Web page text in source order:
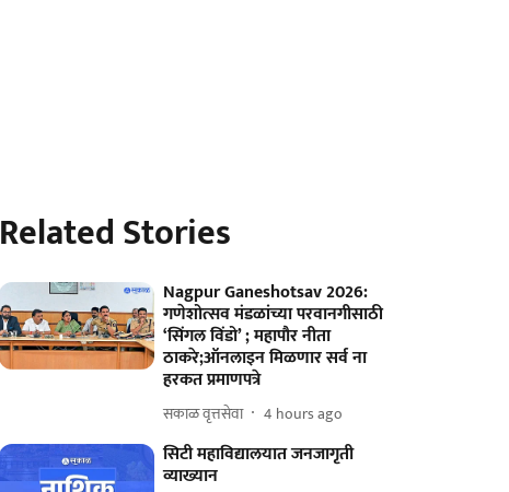
Related Stories
Nagpur Ganeshotsav 2026:
गणेशोत्सव मंडळांच्या परवानगीसाठी
‘सिंगल विंडो’ ; महापौर नीता
ठाकरे;ऑनलाइन मिळणार सर्व ना
हरकत प्रमाणपत्रे
सकाळ वृत्तसेवा 4 hours ago
सिटी महाविद्यालयात जनजागृती
व्याख्यान